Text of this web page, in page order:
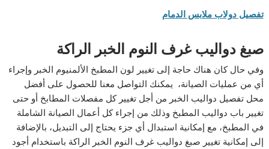
تفصيل دولاب ملابس الدمام
صبغ دواليب غرف النوم الخبر الراكة
وفي حال كان هناك حاجة إلى تغيير لون المطبخ الألمنيوم الخبر وإجراء
أي من عمليات الصيانة، يمكنك التواصل معنا للحصول على أفضل
محل تفصيل دواليب الخبر من أجل تغيير كل مفصلات المطابخ أو حتى
تغيير باب دواليب المطبخ وذلك من إجراء كل أعمال الصيانة الشاملة
في المطبخ، مع إمكانية استبدال أي جزء يحتاج إلى التبديل، بالإضافة
إلى إمكانية تغيير صبغ دواليب غرف النوم الخبر الراكة باستخدام أجود